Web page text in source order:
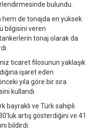
bulundu.
hem de tonajda en yüksek
bilgisini veren
tonaj olarak da
ticaret filosunun yaklaşık
işaret eden
yıla göre bir sıra
kullandı.
bayraklı ve Türk sahipli
artış gösterdiğini ve 41
bildirdi.